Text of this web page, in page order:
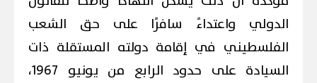
الدولي واعتداءً سافرًا على حق الشعب
الفلسطيني في إقامة دولته المستقلة ذات
السيادة على حدود الرابع من يونيو 1967،